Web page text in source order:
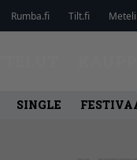
Rumba.fi Tilt.fi
SINGLE